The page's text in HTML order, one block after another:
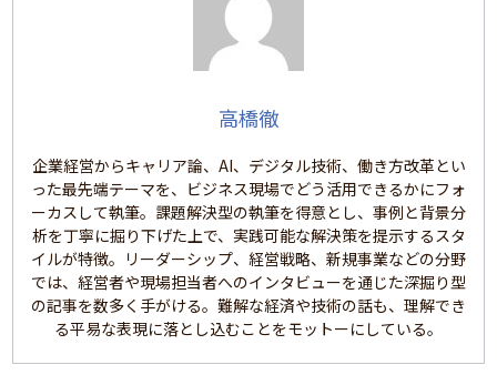
高橋徹
企業経営からキャリア論、AI、デジタル技術、働き方改革とい
った最先端テーマを、ビジネス現場でどう活用できるかにフォ
ーカスして執筆。課題解決型の執筆を得意とし、事例と背景分
析を丁寧に掘り下げた上で、実践可能な解決策を提示するスタ
イルが特徴。リーダーシップ、経営戦略、新規事業などの分野
では、経営者や現場担当者へのインタビューを通じた深掘り型
の記事を数多く手がける。難解な経済や技術の話も、理解でき
る平易な表現に落とし込むことをモットーにしている。